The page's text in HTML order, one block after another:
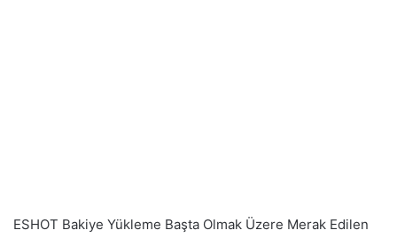
ESHOT Bakiye Yükleme Başta Olmak Üzere Merak Edilen